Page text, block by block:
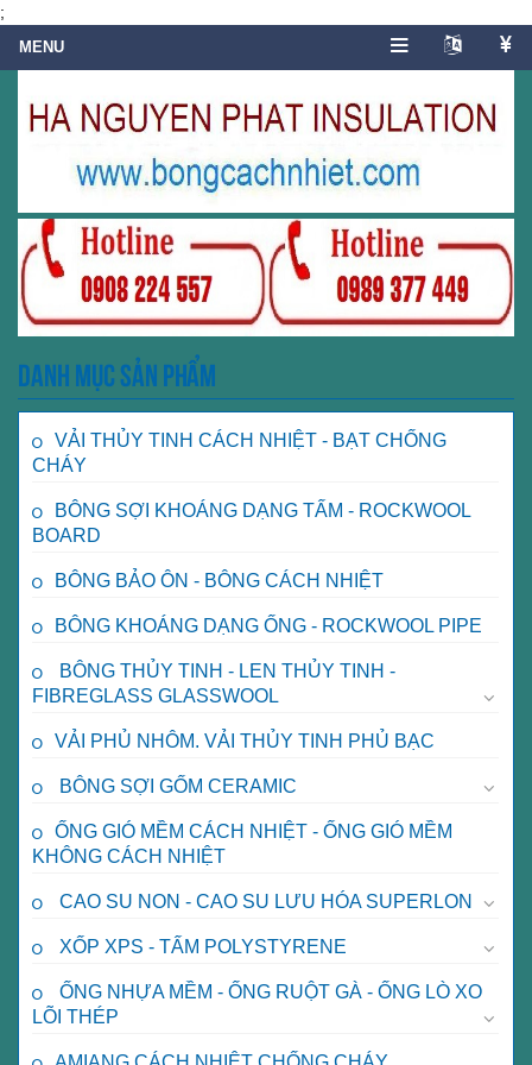
;
Danh mục sản phẩm
VẢI THỦY TINH CÁCH NHIỆT - BẠT CHỐNG
CHÁY
BÔNG SỢI KHOÁNG DẠNG TẤM - ROCKWOOL
BOARD
BÔNG BẢO ÔN - BÔNG CÁCH NHIỆT
BÔNG KHOÁNG DẠNG ỐNG - ROCKWOOL PIPE
BÔNG THỦY TINH - LEN THỦY TINH -
FIBREGLASS GLASSWOOL
VẢI PHỦ NHÔM. VẢI THỦY TINH PHỦ BẠC
BÔNG SỢI GỐM CERAMIC
ỐNG GIÓ MỀM CÁCH NHIỆT - ỐNG GIÓ MỀM
KHÔNG CÁCH NHIỆT
CAO SU NON - CAO SU LƯU HÓA SUPERLON
XỐP XPS - TẤM POLYSTYRENE
ỐNG NHỰA MỀM - ỐNG RUỘT GÀ - ỐNG LÒ XO
LÕI THÉP